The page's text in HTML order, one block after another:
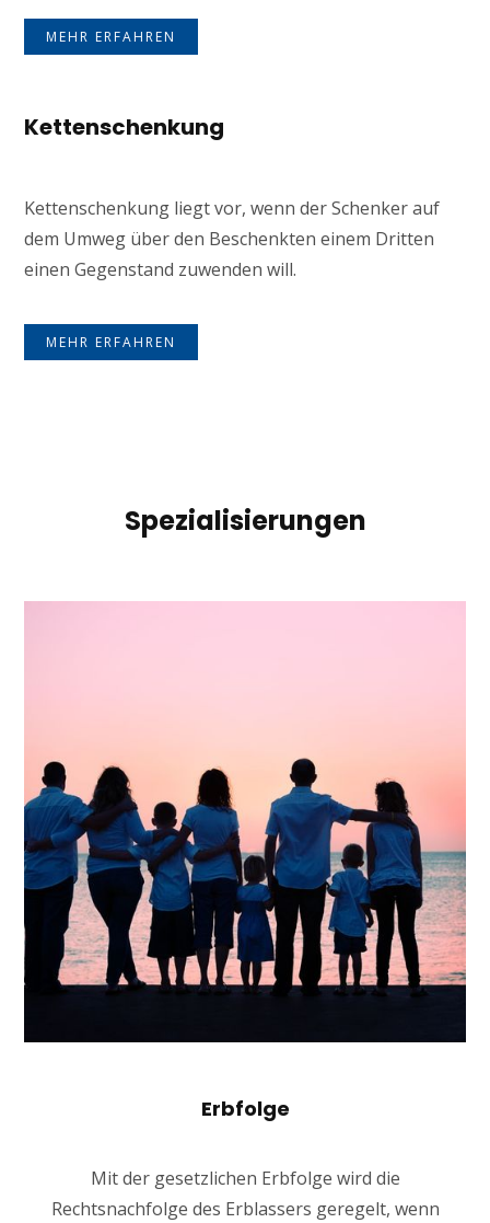
MEHR ERFAHREN
Kettenschenkung
Kettenschenkung liegt vor, wenn der Schenker auf
dem Umweg über den Beschenkten einem Dritten
einen Gegenstand zuwenden will.
MEHR ERFAHREN
Spezialisierungen
Erbfolge
Mit der gesetzlichen Erbfolge wird die
Rechtsnachfolge des Erblassers geregelt, wenn